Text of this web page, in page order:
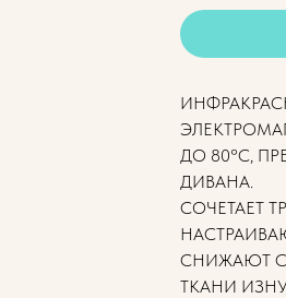
ДО 80°C,
ДИВАНА.
СОЧЕТАЕТ
СНИЖАЮТ
ТКАНИ